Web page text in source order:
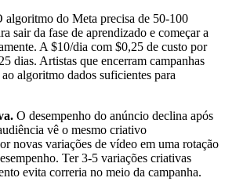
algoritmo do Meta precisa de 50-100
sair da fase de aprendizado e começar a
A $10/dia com $0,25 de custo por
dias. Artistas que encerram campanhas
algoritmo dados suficientes para
O desempenho do anúncio declina após
vê o mesmo criativo
novas variações de vídeo em uma rotação
Ter 3-5 variações criativas
evita correria no meio da campanha.